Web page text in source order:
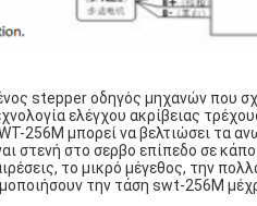
stepper οδηγός μηχανών που
ελέγχου ακρίβειας
256M μπορεί να βελτιώσει τα
στενή στο σερβο επίπεδο σε
το μικρό μέγεθος, την
την τάση swt-256M